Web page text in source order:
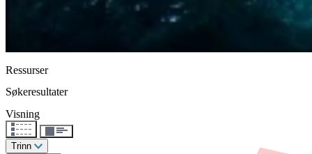
Ressurser
Søkeresultater
Visning
Trinn